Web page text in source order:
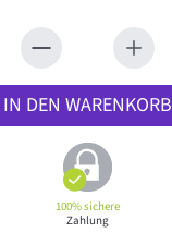
IN DEN WARENKORB
100% sichere
Zahlung